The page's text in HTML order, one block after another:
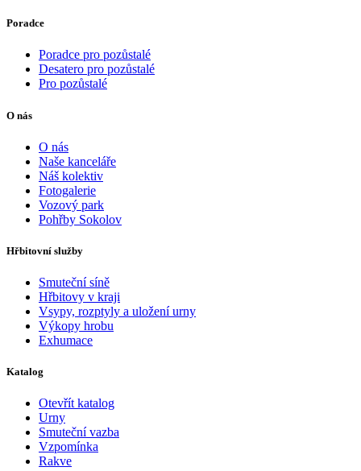
Poradce
Poradce pro pozůstalé
Desatero pro pozůstalé
Pro pozůstalé
O nás
O nás
Naše kanceláře
Náš kolektiv
Fotogalerie
Vozový park
Pohřby Sokolov
Hřbitovní služby
Smuteční síně
Hřbitovy v kraji
Vsypy, rozptyly a uložení urny
Výkopy hrobu
Exhumace
Katalog
Otevřít katalog
Urny
Smuteční vazba
Vzpomínka
Rakve